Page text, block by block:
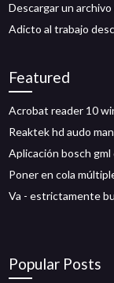
Descargar un
Adicto al trabajo
Featured
Acrobat reader 10
Reaktek hd audo
Aplicación bosch
Poner en cola
Va - estrictamente
Popular Posts